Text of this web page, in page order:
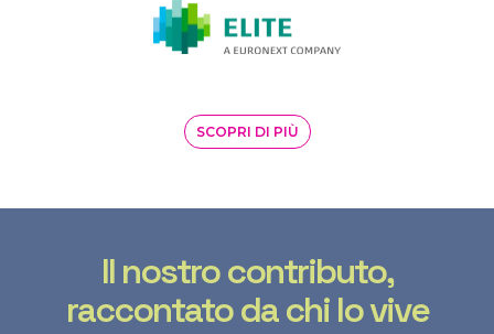
SCOPRI DI PIÙ
Il nostro contributo,
raccontato da chi lo vive